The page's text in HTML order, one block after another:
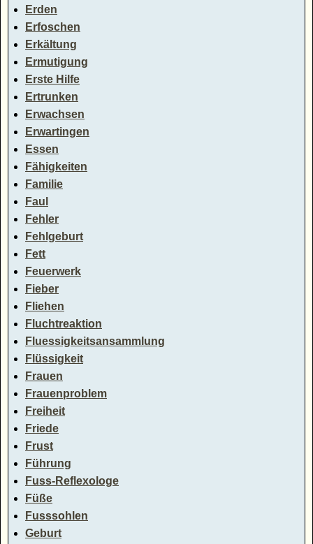
Erden
Erfoschen
Erkältung
Ermutigung
Erste Hilfe
Ertrunken
Erwachsen
Erwartingen
Essen
Fähigkeiten
Familie
Faul
Fehler
Fehlgeburt
Fett
Feuerwerk
Fieber
Fliehen
Fluchtreaktion
Fluessigkeitsansammlung
Flüssigkeit
Frauen
Frauenproblem
Freiheit
Friede
Frust
Führung
Fuss-Reflexologe
Füße
Fusssohlen
Geburt